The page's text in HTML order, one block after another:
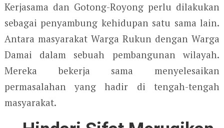
Kerjasama dan Gotong-Royong perlu dilakukan
sebagai penyambung kehidupan satu sama lain.
Antara masyarakat Warga Rukun dengan Warga
Damai dalam sebuah pembangunan wilayah.
Mereka bekerja sama menyelesaikan
permasalahan yang hadir di tengah-tengah
masyarakat.